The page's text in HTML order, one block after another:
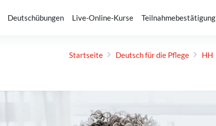
Deutschübungen Live-Online-Kurse Teilnahmebestätigung
Startseite Deutsch für die Pflege HH